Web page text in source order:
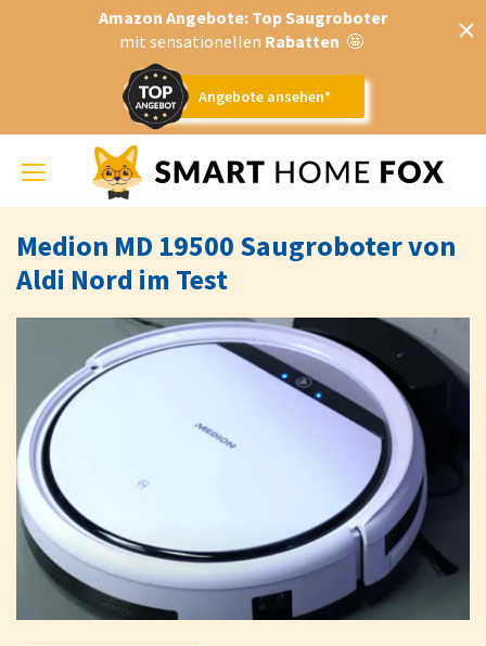
Amazon Angebote: Top Saugroboter
mit sensationellen Rabatten 🤩
Angebote ansehen*
Toggle
navigation
Medion MD 19500 Saugroboter von
Aldi Nord im Test